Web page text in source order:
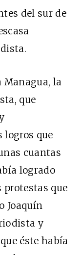
del sur de
Managua, la
que
logros que
cuantas
logrado
protestas que
Joaquín
y
éste había